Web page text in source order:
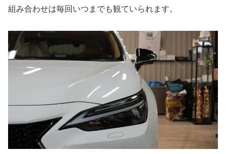
組み合わせは毎回いつまでも観ていられます。